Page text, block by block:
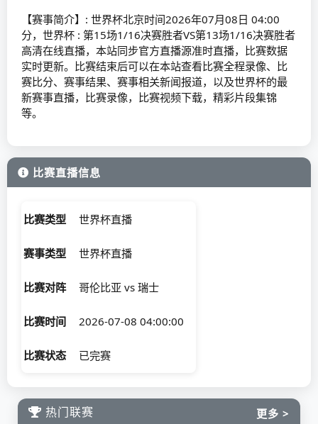
【赛事简介】: 世界杯北京时间2026年07月08日 04:00
分，世界杯 : 第15场1/16决赛胜者VS第13场1/16决赛胜者
高清在线直播，本站同步官方直播源准时直播，比赛数据
实时更新。比赛结束后可以在本站查看比赛全程录像、比
赛比分、赛事结果、赛事相关新闻报道，以及世界杯的最
新赛事直播，比赛录像，比赛视频下载，精彩片段集锦
等。
比赛直播信息
比赛类型 世界杯直播
赛事类型 世界杯直播
比赛对阵 哥伦比亚 vs 瑞士
比赛时间 2026-07-08 04:00:00
比赛状态 已完赛
热门联赛 更多 >